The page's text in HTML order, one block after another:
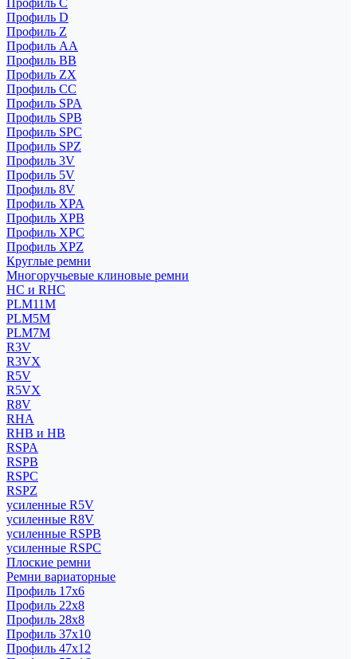
Профиль C
Профиль D
Профиль Z
Профиль АА
Профиль BB
Профиль ZX
Профиль CC
Профиль SPA
Профиль SPB
Профиль SPC
Профиль SPZ
Профиль 3V
Профиль 5V
Профиль 8V
Профиль XPA
Профиль XPB
Профиль XPC
Профиль XPZ
Круглые ремни
Многоручьевые клиновые ремни
HC и RHC
PLM11M
PLM5M
PLM7M
R3V
R3VX
R5V
R5VX
R8V
RHA
RHB и HB
RSPA
RSPB
RSPC
RSPZ
усиленные R5V
усиленные R8V
усиленные RSPB
усиленные RSPC
Плоские ремни
Ремни вариаторные
Профиль 17x6
Профиль 22x8
Профиль 28x8
Профиль 37x10
Профиль 47x12